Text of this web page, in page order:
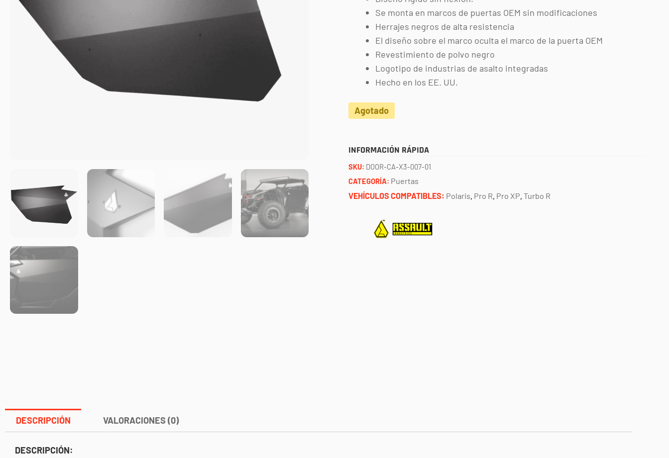
Se monta en marcos de puertas OEM sin modificaciones
Herrajes negros de alta resistencia
El diseño sobre el marco oculta el marco de la puerta OEM
Revestimiento de polvo negro
Logotipo de industrias de asalto integradas
Hecho en los EE. UU.
Agotado
INFORMACIÓN RÁPIDA
SKU: DOOR-CA-X3-007-01
CATEGORÍA: Puertas
VEHÍCULOS COMPATIBLES: Polaris, Pro R, Pro XP, Turbo R
DESCRIPCIÓN VALORACIONES (0)
DESCRIPCIÓN: